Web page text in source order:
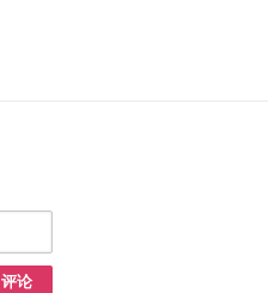
评论